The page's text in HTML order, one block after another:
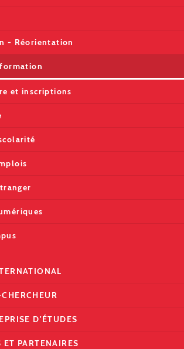
- Réorientation
et inscriptions
D'ÉTUDES
ET PARTENAIRES